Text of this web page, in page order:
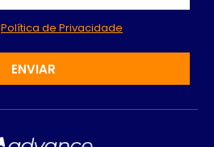
Política de Privacidade
ENVIAR